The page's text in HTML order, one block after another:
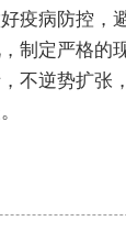
疫病防控，
制定严格的
不逆势扩张